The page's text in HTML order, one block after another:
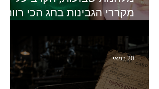
מקררי הגבינות בחג הכי רווחי
סמנכ״לית השיווק והמכירות
של מחלבות גד
20 במאי